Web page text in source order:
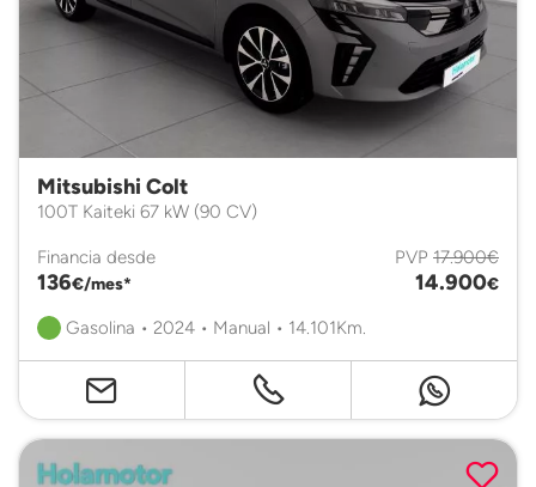
Mitsubishi Colt
100T Kaiteki 67 kW (90 CV)
Financia desde
136€/mes*
PVP 17.900€
14.900€
Gasolina • 2024 • Manual • 14.101Km.